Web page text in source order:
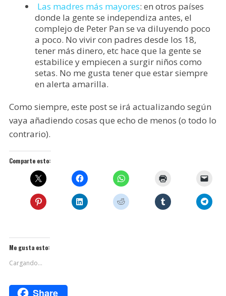
Las madres más mayores: en otros países
donde la gente se independiza antes, el
complejo de Peter Pan se va diluyendo poco
a poco. No vivir con padres desde los 18,
tener más dinero, etc hace que la gente se
estabilice y empiecen a surgir niños como
setas. No me gusta tener que estar siempre
en alerta amarilla.
Como siempre, este post se irá actualizando según
vaya añadiendo cosas que echo de menos (o todo lo
contrario).
Comparte esto:
Me gusta esto:
Cargando...
Share